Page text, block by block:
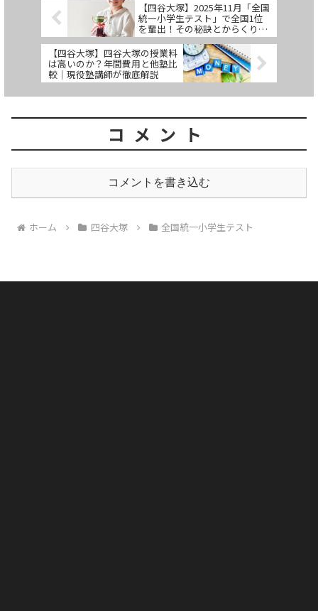
【四谷大塚】2025年11月「全国
統一小学生テスト」で全国1位
を輩出！その秘訣とからくりを
現役塾講師が徹底解説
【四谷大塚】四谷大塚の授業料
は高いのか？年間費用と他塾比
較｜現役塾講師が徹底解説
コメント
コメントを書き込む
ホーム 四谷大塚 全国統一小学生テスト